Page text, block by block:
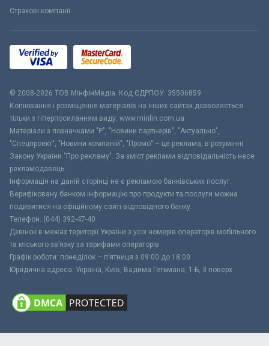
Страхові компанії
© 2008-2026 ТОВ МiнфiнМедiа. Код ЄДРПОУ: 35506859
Копіювання і розміщення матеріалів на інших сайтах дозволяється
тільки з гіперпосиланням виду: www.minfin.com.ua
Матеріали з позначками "Р", "Новини партнерів", "Актуально",
"Спецпроект", "Новини компаній", "Промо" – це реклама, в розумінні
Закону України "Про рекламу". За зміст реклами відповідальність несе
рекламодавець.
Інформація на даній сторінці не є рекламою банківських послуг.
Верифіковану банком інформацію про продукти та послуги можна
подивитися на офіційному сайті відповідного банку.
Телефон: (044) 392-47-40
Дзвінок в межах території України з усіх номерів операторів мобільного
та міського зв’язку за тарифами операторів
Графік роботи: понеділок – п’ятниця з 09:00 до 18:00
Юридична адреса: Україна, Київ, Вадима Гетьмана, 1-Б, 3 поверх